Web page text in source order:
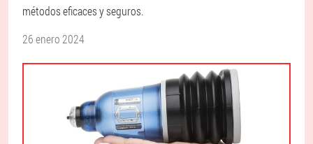
métodos eficaces y seguros.
26 enero 2024